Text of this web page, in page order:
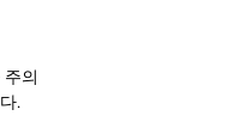
의
.